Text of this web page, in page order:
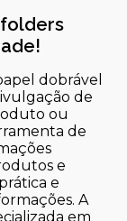
dobrável
de
ou
de
e
e
A
em